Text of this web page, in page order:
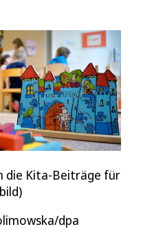
die Kita-Beiträge für
dpa